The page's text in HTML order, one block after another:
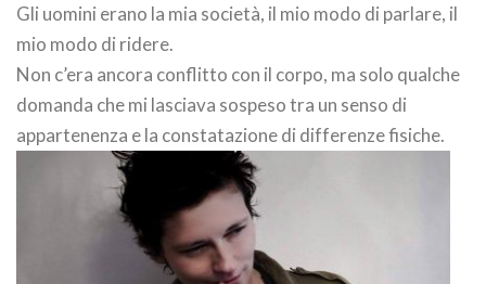
Gli uomini erano la mia società, il mio modo di parlare, il
mio modo di ridere.
Non c’era ancora conflitto con il corpo, ma solo qualche
domanda che mi lasciava sospeso tra un senso di
appartenenza e la constatazione di differenze fisiche.